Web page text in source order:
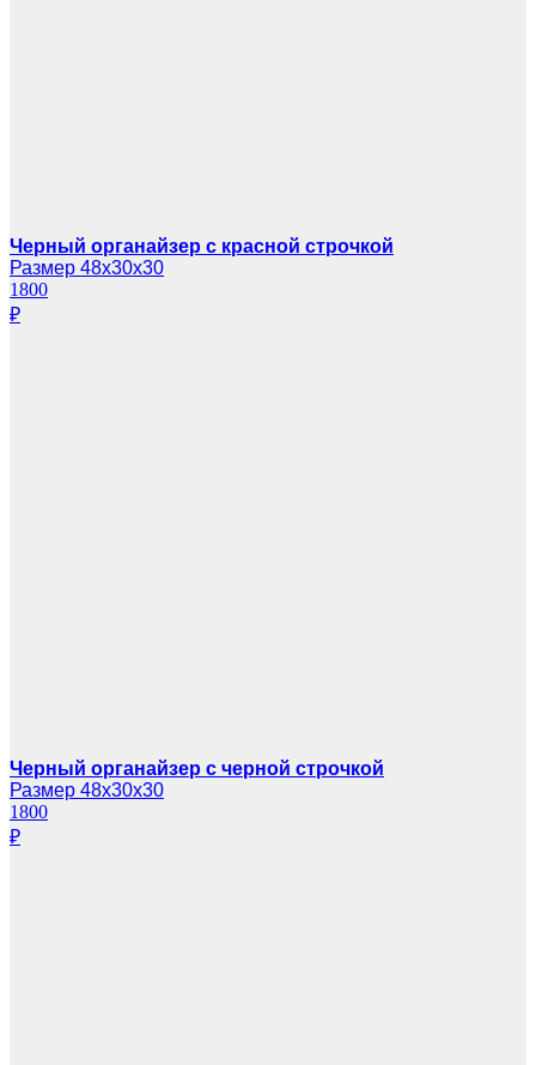
Черный органайзер с красной строчкой
Размер 48х30х30
1800
₽
Черный органайзер с черной строчкой
Размер 48х30х30
1800
₽